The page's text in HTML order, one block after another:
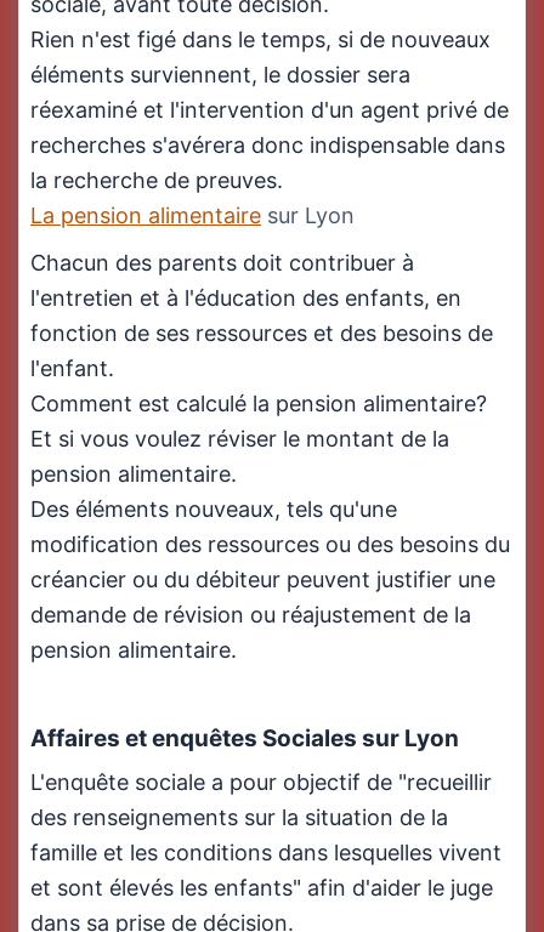
Rien n'est figé dans le temps, si de nouveaux
éléments surviennent, le dossier sera
réexaminé et l'intervention d'un agent privé de
recherches s'avérera donc indispensable dans
la recherche de preuves.
La pension alimentaire sur Lyon
Chacun des parents doit contribuer à
l'entretien et à l'éducation des enfants, en
fonction de ses ressources et des besoins de
l'enfant.
Comment est calculé la pension alimentaire?
Et si vous voulez réviser le montant de la
pension alimentaire.
Des éléments nouveaux, tels qu'une
modification des ressources ou des besoins du
créancier ou du débiteur peuvent justifier une
demande de révision ou réajustement de la
pension alimentaire.
Affaires et enquêtes Sociales sur Lyon
L'enquête sociale a pour objectif de "recueillir
des renseignements sur la situation de la
famille et les conditions dans lesquelles vivent
et sont élevés les enfants" afin d'aider le juge
dans sa prise de décision.